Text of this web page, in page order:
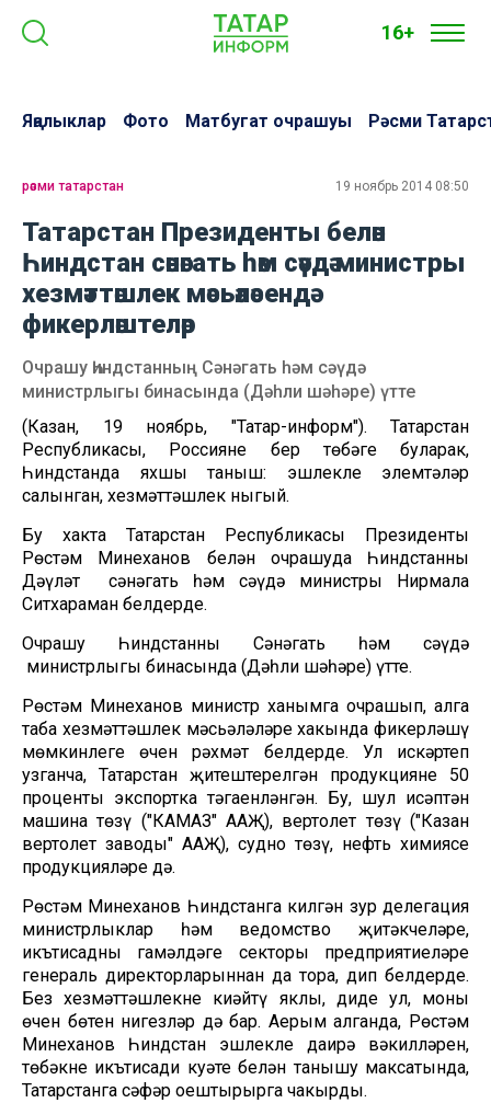
16+
Яңалыклар Фото Матбугат очрашуы Рәсми
рәсми татарстан 19 ноябрь 2014 08:50
Татарстан Президенты белән
Һиндстан сәнәгать һәм сәүдә министры
хезмәттәшлек мәсьәләсендә
фикерләштеләр
Очрашу Һиндстанның Сәнәгать һәм сәүдә
министрлыгы бинасында (Дәһли шәһәре) үтте
(Казан, 19 ноябрь, "Татар-информ"). Татарстан
Республикасы, Россиянең бер төбәге буларак,
Һиндстанда яхшы таныш: эшлекле элемтәләр
салынган, хезмәттәшлек ныгый.
Бу хакта Татарстан Республикасы Президенты
Рөстәм Миңнеханов белән очрашуда Һиндстанның
Дәүләт сәнәгать һәм сәүдә министры Нирмала
Ситхараман белдерде.
Очрашу Һиндстанның Сәнәгать һәм сәүдә
министрлыгы бинасында (Дәһли шәһәре) үтте.
Рөстәм Миңнеханов министр ханымга очрашып, алга
таба хезмәттәшлек мәсьәләләре хакында фикерләшү
мөмкинлеге өчен рәхмәт белдерде. Ул искәртеп
узганча, Татарстан җитештерелгән продукциянең 50
проценты экспортка тәгаенләнгән. Бу, шул исәптән
машина төзү ("КАМАЗ" ААҖ), вертолет төзү ("Казан
вертолет заводы" ААҖ), судно төзү, нефть химиясе
продукцияләре дә.
Рөстәм Миңнеханов Һиндстанга килгән зур делегация
министрлыклар һәм ведомство җитәкчеләре,
икътисадның гамәлдәге секторы предприятиеләре
генераль директорларыннан да тора, дип белдерде.
Без хезмәттәшлекне киңәйтү яклы, диде ул, моның
өчен бөтен нигезләр дә бар. Аерым алганда, Рөстәм
Миңнеханов Һиндстан эшлекле даирә вәкилләрен,
төбәкнең икътисади куәте белән танышу максатында,
Татарстанга сәфәр оештырырга чакырды.